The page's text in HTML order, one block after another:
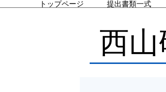
トップページ 提出書類一式
西